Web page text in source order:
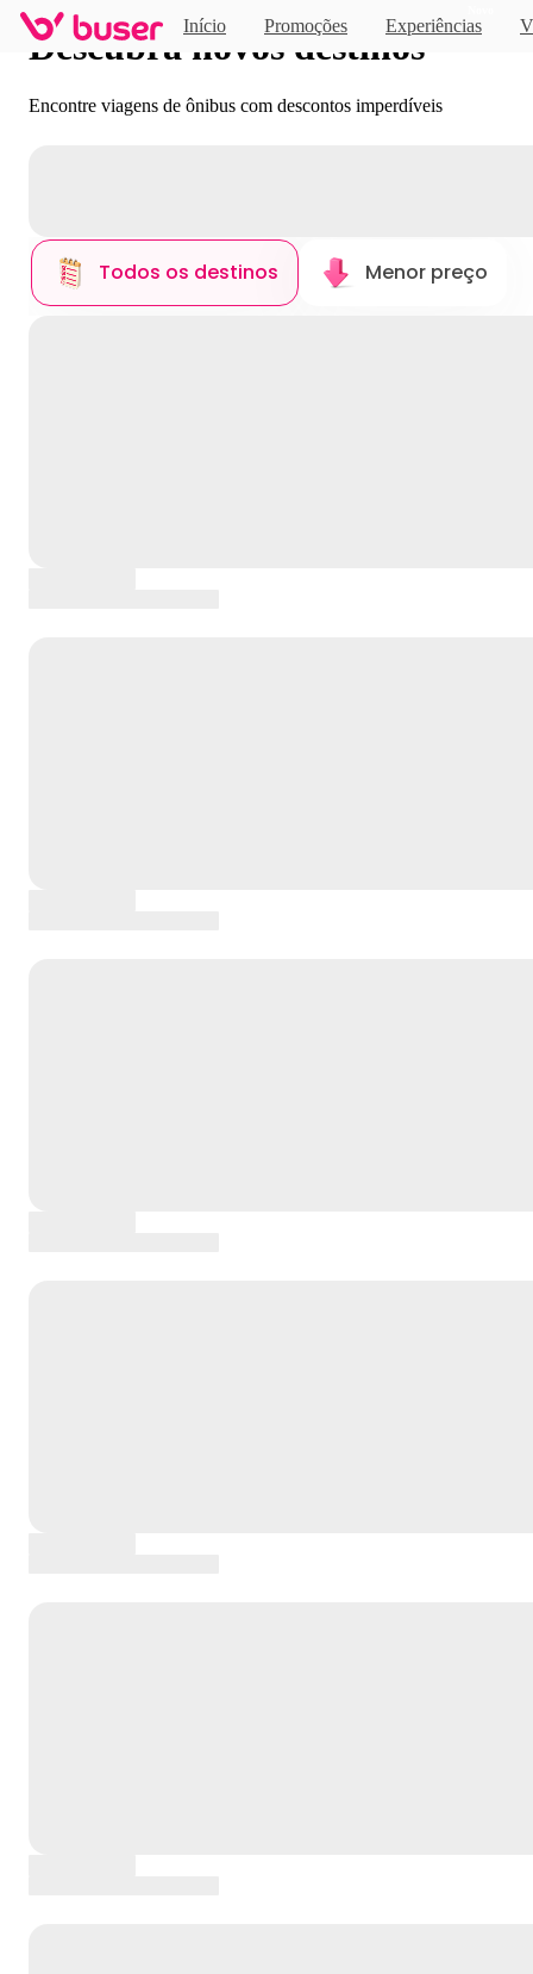
Início Promoções Experiências
Descubra novos destinos
Encontre viagens de ônibus com descontos imperdíveis
Todos os destinos Menor preço